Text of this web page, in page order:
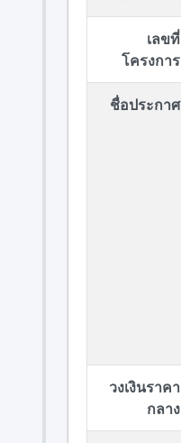
เลขที่
โครงการ
ชื่อประกาศ
วงเงินราคา
กลาง